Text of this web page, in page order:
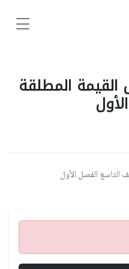
المطلقة
التاسع الفصل الأول